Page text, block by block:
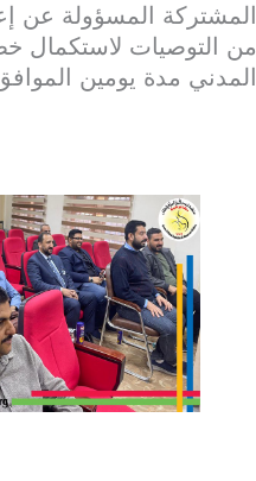
المشتركة المسؤولة عن
من التوصيات لاستكمال
المدني مدة يومين الموافق 26 – 27 /11 /